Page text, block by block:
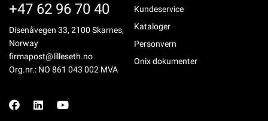
+47 62 96 70 40
Disenåvegen 33, 2100 Skarnes,
Norway
firmapost@lilleseth.no
Org.nr.: NO 861 043 002 MVA
Kundeservice
Kataloger
Personvern
Onix dokumenter